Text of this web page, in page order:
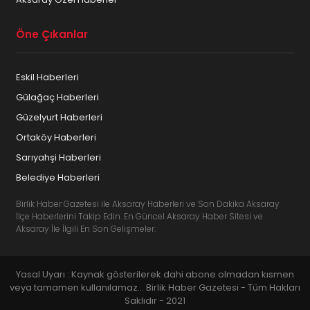
Öne Çıkanlar
Eskil Haberleri
Gülağaç Haberleri
Güzelyurt Haberleri
Ortaköy Haberleri
Sarıyahşi Haberleri
Belediye Haberleri
Birlik Haber Gazetesi ile Aksaray Haberleri ve Son Dakika Aksaray
İlçe Haberlerini Takip Edin. En Güncel Aksaray Haber Sitesi ve
Aksaray İle İlgili En Son Gelişmeler.
Yasal Uyarı : Kaynak gösterilerek dahi abone olmadan kısmen
veya tamamen kullanılamaz... Birlik Haber Gazetesi - Tüm Hakları
Saklıdır - 2021